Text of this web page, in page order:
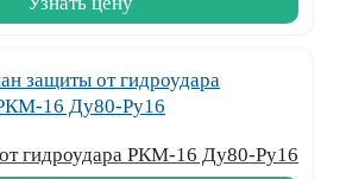
гидроудара РКМ-16 Ду80-Ру16